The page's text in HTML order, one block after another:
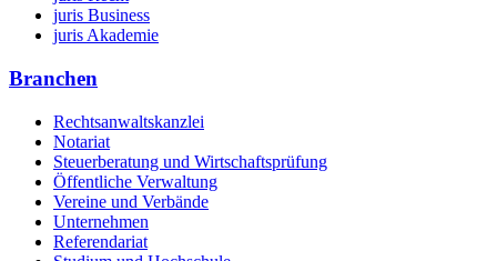
juris Business
juris Akademie
Branchen
Rechtsanwaltskanzlei
Notariat
Steuerberatung und Wirtschaftsprüfung
Öffentliche Verwaltung
Vereine und Verbände
Unternehmen
Referendariat